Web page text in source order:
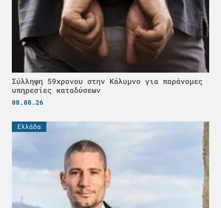
Σύλληψη 59χρονου στην Κάλυμνο για παράνομες
υπηρεσίες καταδύσεων
08.08.26
Ελλάδα